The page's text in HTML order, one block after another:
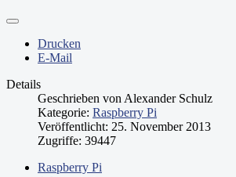
Drucken
E-Mail
Details
Geschrieben von Alexander Schulz
Kategorie: Raspberry Pi
Veröffentlicht: 25. November 2013
Zugriffe: 39447
Raspberry Pi